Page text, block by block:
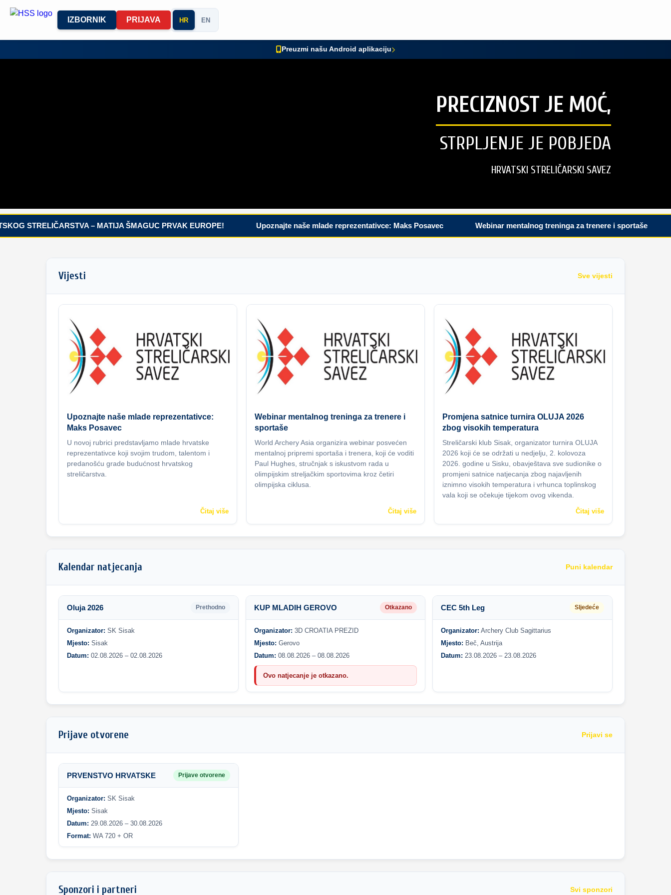
IZBORNIK PRIJAVA HR EN
Preuzmi našu Android aplikaciju
PRECIZNOST JE MOĆ,
STRPLJENJE JE POBJEDA
HRVATSKI STRELIČARSKI SAVEZ
STRELIČARSTVA – MATIJA ŠMAGUC PRVAK EUROPE! Upoznajte naše mlade reprezentativce: Maks Posavec Webinar mentalnog treninga za trenere i sportaše
Vijesti Sve vijesti
Upoznajte naše mlade reprezentativce:
Maks Posavec
U novoj rubrici predstavljamo mlade hrvatske
reprezentativce koji svojim trudom, talentom i
predanošću grade budućnost hrvatskog
streličarstva.
Čitaj više
Webinar mentalnog treninga za trenere i
sportaše
World Archery Asia organizira webinar posvećen
mentalnoj pripremi sportaša i trenera, koji će voditi
Paul Hughes, stručnjak s iskustvom rada u
olimpijskim streljačkim sportovima kroz četiri
olimpijska ciklusa.
Čitaj više
Promjena satnice turnira OLUJA 2026
zbog visokih temperatura
Streličarski klub Sisak, organizator turnira OLUJA
2026 koji će se održati u nedjelju, 2. kolovoza
2026. godine u Sisku, obavještava sve sudionike o
promjeni satnice natjecanja zbog najavljenih
iznimno visokih temperatura i vrhunca toplinskog
vala koji se očekuje tijekom ovog vikenda.
Čitaj više
Kalendar natjecanja Puni kalendar
Oluja 2026 Prethodno
Organizator: SK Sisak
Mjesto: Sisak
Datum: 02.08.2026 – 02.08.2026
KUP MLADIH GEROVO Otkazano
Organizator: 3D CROATIA PREZID
Mjesto: Gerovo
Datum: 08.08.2026 – 08.08.2026
Ovo natjecanje je otkazano.
CEC 5th Leg Sljedeće
Organizator: Archery Club Sagittarius
Mjesto: Beč, Austrija
Datum: 23.08.2026 – 23.08.2026
Prijave otvorene Prijavi se
PRVENSTVO HRVATSKE Prijave otvorene
Organizator: SK Sisak
Mjesto: Sisak
Datum: 29.08.2026 – 30.08.2026
Format: WA 720 + OR
Sponzori i partneri Svi sponzori